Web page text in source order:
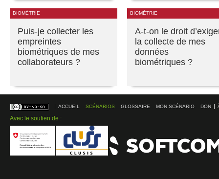
BIOMÉTRIE
Puis-je collecter les
empreintes
biométriques de mes
collaborateurs ?
BIOMÉTRIE
A-t-on le droit
la collecte de mes
données
biométriques ?
ACCUEIL SCÉNARIOS GLOSSAIRE MON SCÉNARIO DON
Avec le soutien de :